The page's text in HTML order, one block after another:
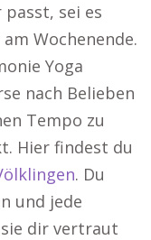
sei es
Wochenende.
Yoga
nach Belieben
Tempo zu
Hier findest du
. Du
und jede
dir vertraut